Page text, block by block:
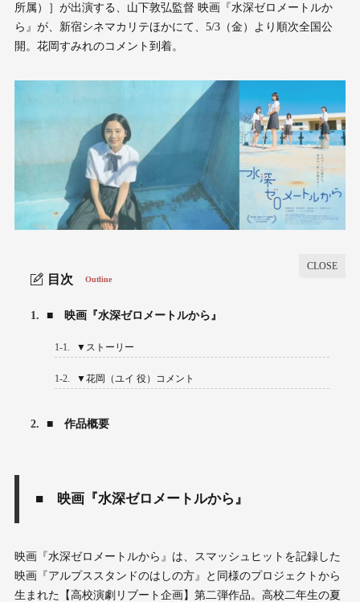
所属）］が出演する、山下敦弘監督 映画『水深ゼロメートルか
ら』が、新宿シネマカリテほかにて、5/3（金）より順次全国公
開。花岡すみれのコメント到着。
目次 Outline
1. ■ 映画『水深ゼロメートルから』
1-1. ▼ストーリー
1-2. ▼花岡（ユイ 役）コメント
2. ■ 作品概要
■ 映画『水深ゼロメートルから』
映画『水深ゼロメートルから』は、スマッシュヒットを記録した
映画『アルプススタンドのはしの方』と同様のプロジェクトから
生まれた【高校演劇リブート企画】第二弾作品。高校二年生の夏